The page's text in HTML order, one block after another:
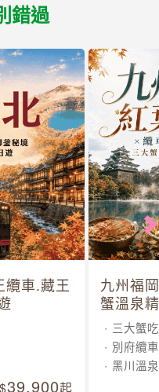
錯過
纜車.藏王
39,900起
九州福
蟹溫泉
三大蟹
別府纜車
黑川溫泉